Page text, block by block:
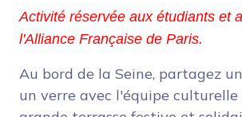
Activité réservée aux étudiants et
l'Alliance Française de Paris.
Au bord de la Seine, partagez
un verre avec l'équipe culturelle